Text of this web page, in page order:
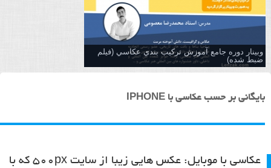
وبینار دوره جامع آموزش تركيب بندي عكاسي (فیلم
ضبط شده)
بایگانی بر حسب عکاسی با IPHONE
عکاسی با موبایل: عکس هایی زیبا از سایت ۵۰۰px که با